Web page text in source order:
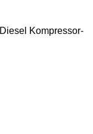
Diesel Kompressor-